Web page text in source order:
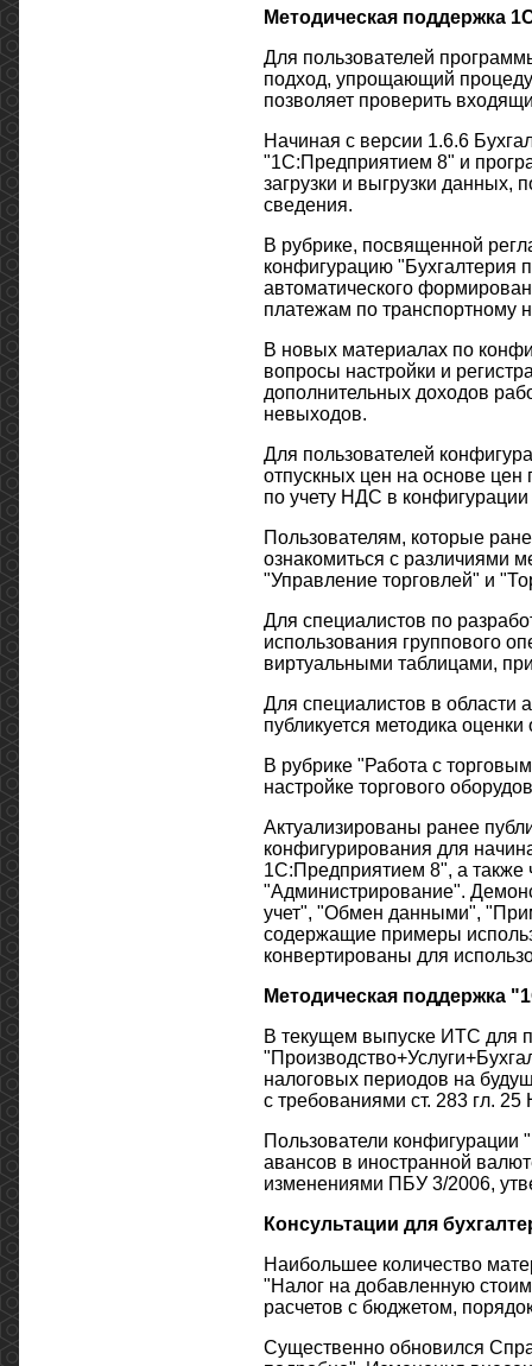
Методическая поддержка
Для пользователей
подход, упрощающий
позволяет проверить
Начиная с версии 1.6.6
"1С:Предприятием 8" и
загрузки и выгрузки данных,
сведения.
В рубрике, посвященной
конфигурацию "Бухгалтерия
автоматического
платежам по транспортному
В новых материалах по
вопросы настройки и
дополнительных доходов
невыходов.
Для пользователей
отпускных цен на основе
по учету НДС в
Пользователям, которые
ознакомиться с различиями
"Управление торговлей" и
Для специалистов по
использования группового
виртуальными таблицами,
Для специалистов в
публикуется методика
В рубрике "Работа с
настройке торгового
Актуализированы ранее
конфигурирования для
1С:Предприятием 8", а также
"Администрирование".
учет", "Обмен данными",
содержащие примеры
конвертированы для
Методическая поддержка
В текущем выпуске ИТС для
налоговых периодов на
с требованиями ст. 283 гл.
Пользователи конфигурации
авансов в иностранной
изменениями ПБУ 3/2006,
Консультации для
Наибольшее количество
"Налог на добавленную
расчетов с бюджетом,
Существенно обновился